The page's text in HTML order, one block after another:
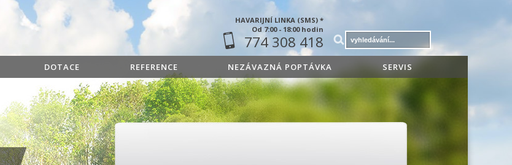
HAVARIJNÍ LINKA (SMS) *
Od 7:00 - 18:00 hodin
774 308 418
DOTACE REFERENCE NEZÁVAZNÁ POPTÁVKA SERVIS